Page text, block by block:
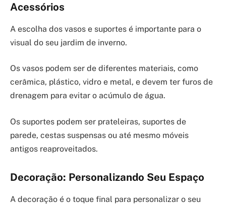
Acessórios
A escolha dos vasos e suportes é importante para o
visual do seu jardim de inverno.
Os vasos podem ser de diferentes materiais, como
cerâmica, plástico, vidro e metal, e devem ter furos de
drenagem para evitar o acúmulo de água.
Os suportes podem ser prateleiras, suportes de
parede, cestas suspensas ou até mesmo móveis
antigos reaproveitados.
Decoração: Personalizando Seu Espaço
A decoração é o toque final para personalizar o seu